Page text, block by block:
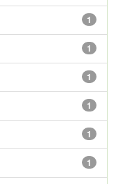
1
1
1
1
1
1